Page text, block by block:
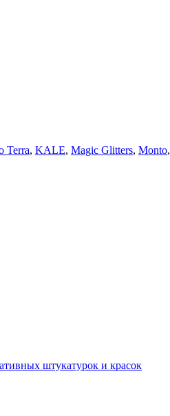
Terra, KALE, Magic Glitters, Monto,
штукатурок и красок